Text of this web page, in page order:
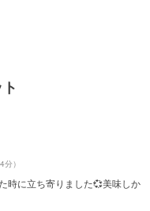
分）
時に立ち寄りました💞美味しか